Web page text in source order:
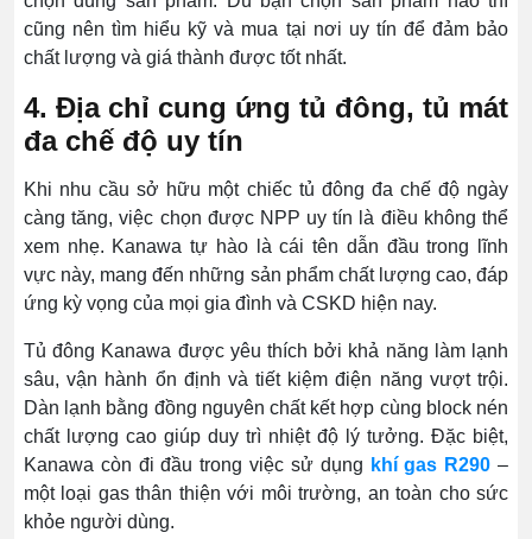
cũng nên tìm hiểu kỹ và mua tại nơi uy tín để đảm bảo
chất lượng và giá thành được tốt nhất.
4. Địa chỉ cung ứng tủ đông, tủ mát
đa chế độ uy tín
Khi nhu cầu sở hữu một chiếc tủ đông đa chế độ ngày
càng tăng, việc chọn được NPP uy tín là điều không thể
xem nhẹ. Kanawa tự hào là cái tên dẫn đầu trong lĩnh
vực này, mang đến những sản phẩm chất lượng cao, đáp
ứng kỳ vọng của mọi gia đình và CSKD hiện nay.
Tủ đông Kanawa được yêu thích bởi khả năng làm lạnh
sâu, vận hành ổn định và tiết kiệm điện năng vượt trội.
Dàn lạnh bằng đồng nguyên chất kết hợp cùng block nén
chất lượng cao giúp duy trì nhiệt độ lý tưởng. Đặc biệt,
Kanawa còn đi đầu trong việc sử dụng khí gas R290 –
một loại gas thân thiện với môi trường, an toàn cho sức
khỏe người dùng.